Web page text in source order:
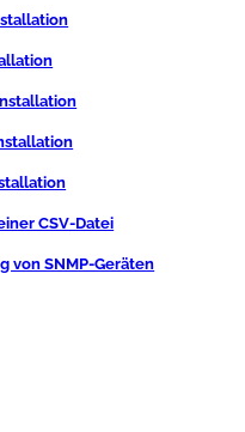
CSV-Datei
von SNMP-Geräten